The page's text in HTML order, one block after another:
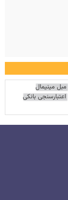
مبل مینیمال
اعتبارسنجی بانکی